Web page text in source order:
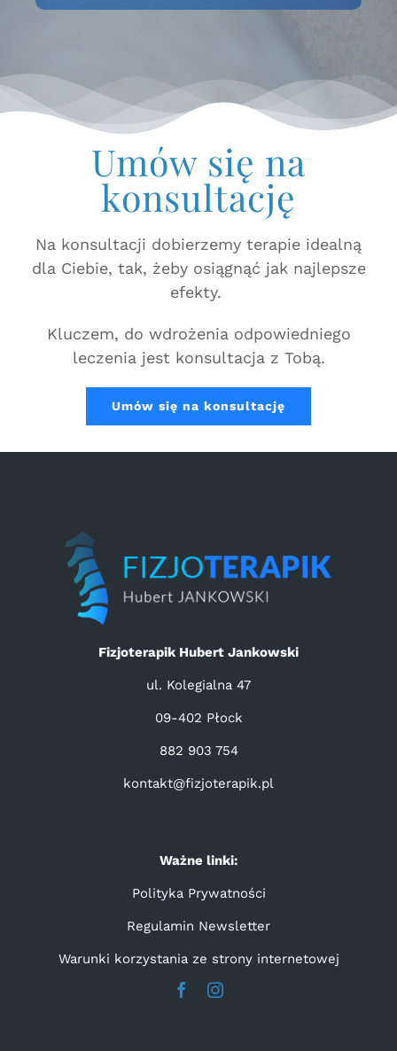
Umów się na
konsultację
Na konsultacji dobierzemy terapie idealną
dla Ciebie, tak, żeby osiągnąć jak najlepsze
efekty.
Kluczem, do wdrożenia odpowiedniego
leczenia jest konsultacja z Tobą.
Umów się na konsultację
Fizjoterapik Hubert Jankowski
ul. Kolegialna 47
09-402 Płock
882 903 754
kontakt@fizjoterapik.pl
Ważne linki:
Polityka Prywatności
Regulamin Newsletter
Warunki korzystania ze strony internetowej